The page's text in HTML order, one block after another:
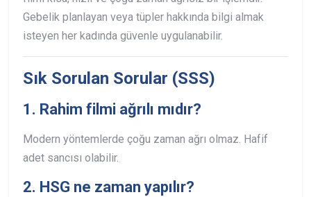
Gebelik planlayan veya tüpler hakkında bilgi almak
isteyen her kadında güvenle uygulanabilir.
Sık Sorulan Sorular (SSS)
1. Rahim filmi ağrılı mıdır?
Modern yöntemlerde çoğu zaman ağrı olmaz. Hafif
adet sancısı olabilir.
2. HSG ne zaman yapılır?